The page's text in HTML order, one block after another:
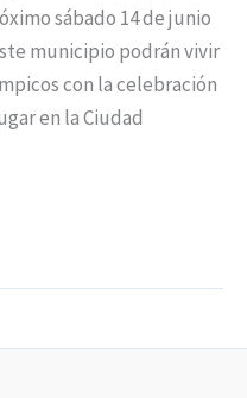
sábado 14 de junio
municipio podrán vivir
con la celebración
en la Ciudad